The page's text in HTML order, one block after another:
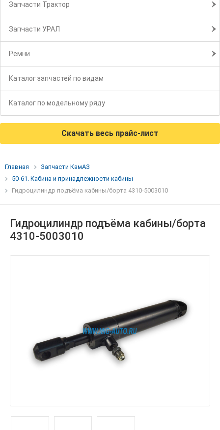
Запчасти Трактор
Запчасти УРАЛ
Ремни
Каталог запчастей по видам
Каталог по модельному ряду
Скачать весь прайс-лист
Главная
Запчасти КамАЗ
50-61. Кабина и принадлежности кабины
Гидроцилиндр подъёма кабины/борта 4310-5003010
Гидроцилиндр подъёма кабины/борта
4310-5003010